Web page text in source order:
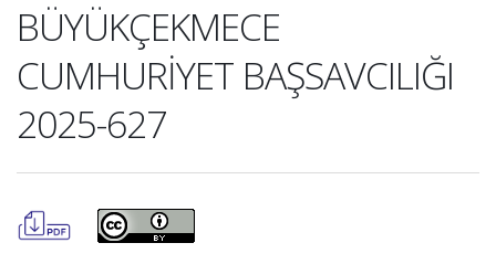
BÜYÜKÇEKMECE
CUMHURİYET BAŞSAVCILIĞI
2025-627